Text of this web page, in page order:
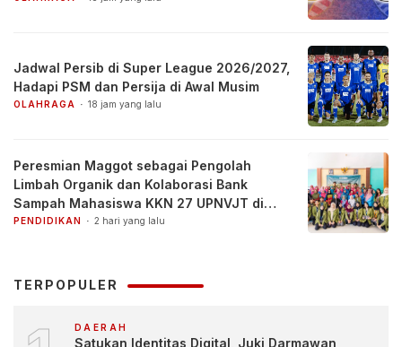
Jadwal Persib di Super League 2026/2027,
Hadapi PSM dan Persija di Awal Musim
OLAHRAGA 18 jam yang lalu
Peresmian Maggot sebagai Pengolah
Limbah Organik dan Kolaborasi Bank
Sampah Mahasiswa KKN 27 UPNVJT di
Desa Pacul, Bojonegoro
PENDIDIKAN 2 hari yang lalu
TERPOPULER
DAERAH
Satukan Identitas Digital, Juki Darmawan